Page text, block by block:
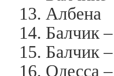
Албена
Балчик
Балчик
Одесса